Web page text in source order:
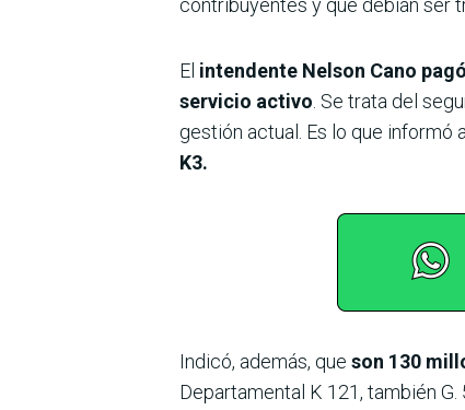
contribuyentes y que debían ser
El intendente Nelson Cano
servicio activo. Se trata del
gestión actual. Es lo que informó
K3.
Indicó, además, que son 130
Departamental K 121, también